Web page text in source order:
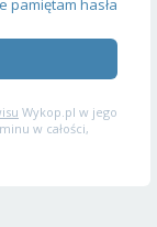
pamiętam hasła
Wykop.pl w jego
w całości,